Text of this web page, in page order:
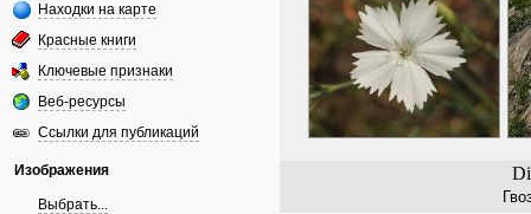
Находки на карте
Красные книги
Ключевые признаки
Веб-ресурсы
Ссылки для публикаций
Изображения
Выбрать...